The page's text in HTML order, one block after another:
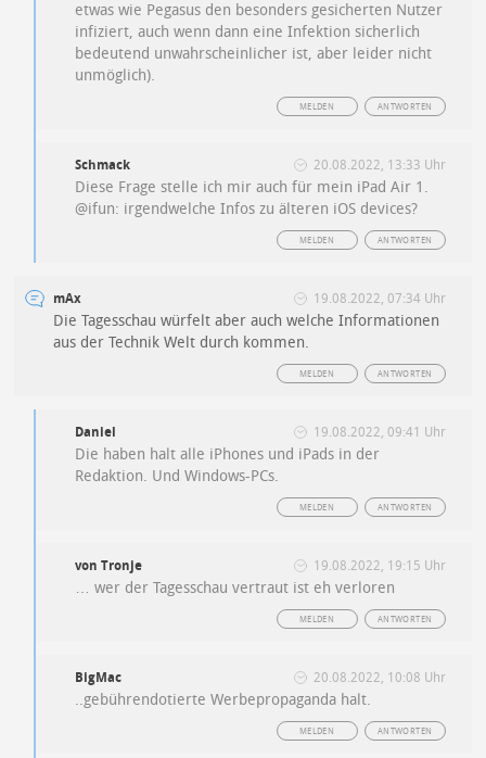
etwas wie Pegasus den besonders gesicherten Nutzer
infiziert, auch wenn dann eine Infektion sicherlich
bedeutend unwahrscheinlicher ist, aber leider nicht
unmöglich).
ANTWORTEN
MELDEN
Schmack 20.08.2022, 13:33 Uhr
Diese Frage stelle ich mir auch für mein iPad Air 1.
@ifun: irgendwelche Infos zu älteren iOS devices?
ANTWORTEN
MELDEN
mAx 19.08.2022, 07:34 Uhr
Die Tagesschau würfelt aber auch welche Informationen
aus der Technik Welt durch kommen.
ANTWORTEN
MELDEN
Daniel 19.08.2022, 09:41 Uhr
Die haben halt alle iPhones und iPads in der
Redaktion. Und Windows-PCs.
ANTWORTEN
MELDEN
von Tronje 19.08.2022, 19:15 Uhr
… wer der Tagesschau vertraut ist eh verloren
ANTWORTEN
MELDEN
BigMac 20.08.2022, 10:08 Uhr
..gebührendotierte Werbepropaganda halt.
ANTWORTEN
MELDEN